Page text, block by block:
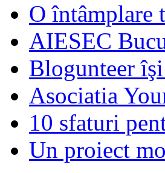
O întâmplare
AIESEC
Blogunteer
Asociatia
10 sfaturi
Un proiect